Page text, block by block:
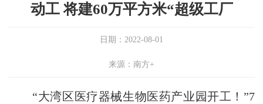
动工 将建60万平方米“超级工厂
日期：2022-08-01
来源：南方+
“大湾区医疗器械生物医药产业园开工！”7